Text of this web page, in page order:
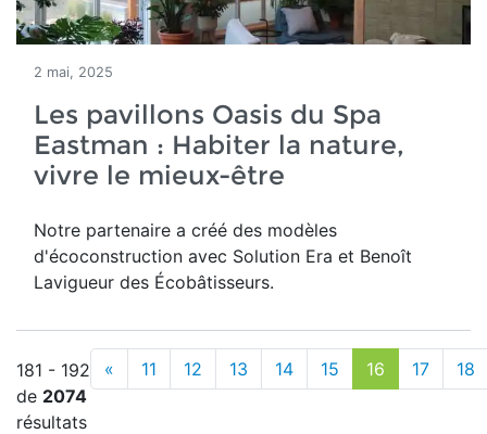
2 mai, 2025
Les pavillons Oasis du Spa
Eastman : Habiter la nature,
vivre le mieux-être
Notre partenaire a créé des modèles
d'écoconstruction avec Solution Era et Benoît
Lavigueur des Écobâtisseurs.
181 - 192
de 2074
résultats
« 11 12 13 14 15 16 17 18